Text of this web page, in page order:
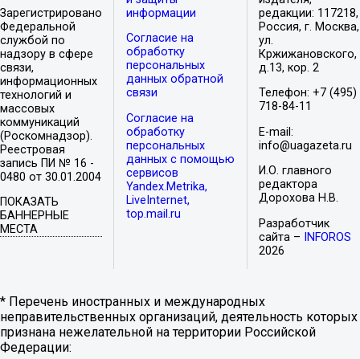
Зарегистрировано
Федеральной
службой по
надзору в сфере
связи,
информационных
технологий и
массовых
коммуникаций
(Роскомнадзор).
Реестровая
запись ПИ № 16 -
0480 от 30.01.2004
ПОКАЗАТЬ
БАННЕРНЫЕ
МЕСТА
информации
Согласие на
обработку
персональных
данных обратной
связи
Согласие на
обработку
персональных
данных с помощью
сервисов
Yandex.Metrika,
LiveInternet,
top.mail.ru
редакции: 117218,
Россия, г. Москва,
ул.
Кржижановского,
д.13, кор. 2
Телефон: +7 (495)
718-84-11
E-mail:
info@uagazeta.ru
И.О. главного
редактора
Дорохова Н.В.
Разработчик
сайта –
INFOROS
2026
* Перечень иностранных и международных
неправительственных организаций, деятельность которых
признана нежелательной на территории Российской
Федерации: